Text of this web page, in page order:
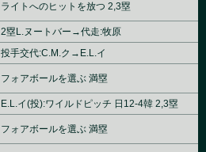
ライトへのヒットを放つ 2,3塁
2塁L.ヌートバー→代走:牧原
投手交代:C.M.ク→E.L.イ
フォアボールを選ぶ 満塁
E.L.イ(投):ワイルドピッチ 日12-4韓 2,3塁
フォアボールを選ぶ 満塁